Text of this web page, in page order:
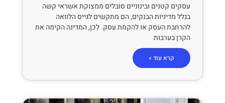
עסקים קטנים ובינוניים סובלים ממצוקת אשראי קשה
בגלל מדיניות הבנקים, הם מתקשים לגייס הלוואה
להרחבת העסק או להקמת עסק. לכן, המדינה הקימה את
הקרן בערבות
קרא עוד »